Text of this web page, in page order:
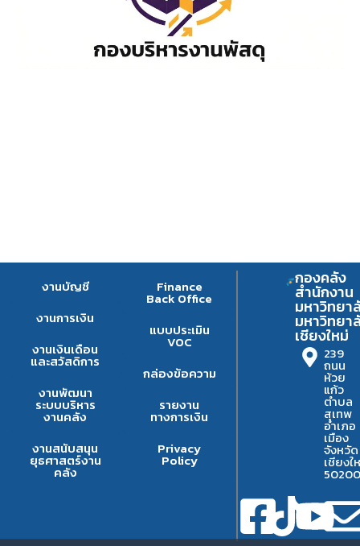
งานบัญชี
งานการเงิน
งานเงินเดือน
และสวัสดิการ
งานพัฒนา
ระบบบริหาร
งานคลัง
งานสนับสนุน
ยุธศาสตร์งาน
คลัง
Finance
Back Office
แบบประเมิน
VOC
กล่องข้อความ
รายงาน
ทางการเงิน
Privacy
Policy
กองคลัง
สำนักงาน
มหาวิทยา
มหาวิทยา
เชียงใหม่
239
ถนน
ห้วย
แก้ว
ตำบล
สุเทพ
อำเภอ
เมือง
จังหวัด
เชียงใ
50200